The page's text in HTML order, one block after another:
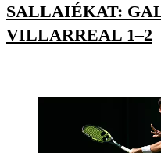
SALLAIÉKAT:
VILLARREAL 1–2